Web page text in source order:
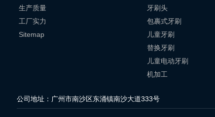
生产质量
工厂实力
Sitemap
牙刷头
包裹式牙刷
儿童牙刷
替换牙刷
儿童电动牙刷
机加工
公司地址：广州市南沙区东涌镇南沙大道333号